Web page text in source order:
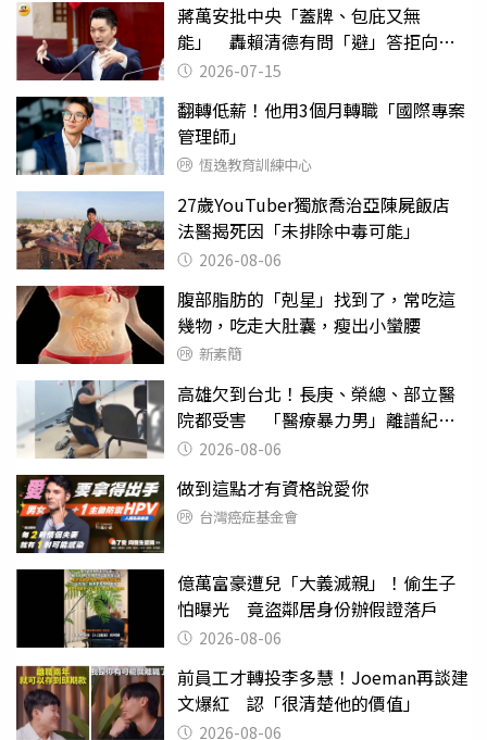
蔣萬安批中央「蓋牌、包庇又無
能」 轟賴清德有問「避」答拒向全
民道歉
2026-07-15
翻轉低薪！他用3個月轉職「國際專案
管理師」
恆逸教育訓練中心
27歲YouTuber獨旅喬治亞陳屍飯店
法醫揭死因「未排除中毒可能」
2026-08-06
腹部脂肪的「剋星」找到了，常吃這
幾物，吃走大肚囊，瘦出小蠻腰
新素簡
高雄欠到台北！長庚、榮總、部立醫
院都受害 「醫療暴力男」離譜紀錄
曝光2026-08-06
做到這點才有資格說愛你
台灣癌症基金會
億萬富豪遭兒「大義滅親」！偷生子
怕曝光 竟盜鄰居身份辦假證落戶
2026-08-06
前員工才轉投李多慧！Joeman再談建
文爆紅 認「很清楚他的價值」
2026-08-06